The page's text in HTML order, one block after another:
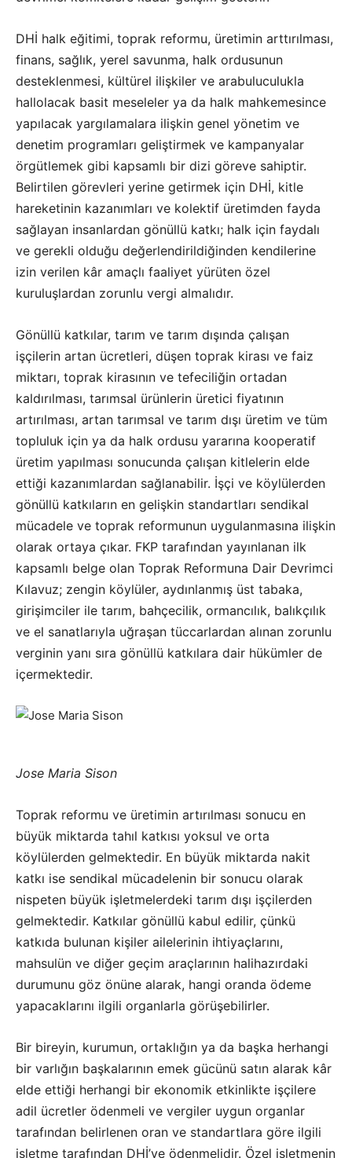
DHİ halk eğitimi, toprak reformu, üretimin arttırılması,
finans, sağlık, yerel savunma, halk ordusunun
desteklenmesi, kültürel ilişkiler ve arabuluculukla
hallolacak basit meseleler ya da halk mahkemesince
yapılacak yargılamalara ilişkin genel yönetim ve
denetim programları geliştirmek ve kampanyalar
örgütlemek gibi kapsamlı bir dizi göreve sahiptir.
Belirtilen görevleri yerine getirmek için DHİ, kitle
hareketinin kazanımları ve kolektif üretimden fayda
sağlayan insanlardan gönüllü katkı; halk için faydalı
ve gerekli olduğu değerlendirildiğinden kendilerine
izin verilen kâr amaçlı faaliyet yürüten özel
kuruluşlardan zorunlu vergi almalıdır.
Gönüllü katkılar, tarım ve tarım dışında çalışan
işçilerin artan ücretleri, düşen toprak kirası ve faiz
miktarı, toprak kirasının ve tefeciliğin ortadan
kaldırılması, tarımsal ürünlerin üretici fiyatının
artırılması, artan tarımsal ve tarım dışı üretim ve tüm
topluluk için ya da halk ordusu yararına kooperatif
üretim yapılması sonucunda çalışan kitlelerin elde
ettiği kazanımlardan sağlanabilir. İşçi ve köylülerden
gönüllü katkıların en gelişkin standartları sendikal
mücadele ve toprak reformunun uygulanmasına ilişkin
olarak ortaya çıkar. FKP tarafından yayınlanan ilk
kapsamlı belge olan Toprak Reformuna Dair Devrimci
Kılavuz; zengin köylüler, aydınlanmış üst tabaka,
girişimciler ile tarım, bahçecilik, ormancılık, balıkçılık
ve el sanatlarıyla uğraşan tüccarlardan alınan zorunlu
verginin yanı sıra gönüllü katkılara dair hükümler de
içermektedir.
Jose Maria Sison
Toprak reformu ve üretimin artırılması sonucu en
büyük miktarda tahıl katkısı yoksul ve orta
köylülerden gelmektedir. En büyük miktarda nakit
katkı ise sendikal mücadelenin bir sonucu olarak
nispeten büyük işletmelerdeki tarım dışı işçilerden
gelmektedir. Katkılar gönüllü kabul edilir, çünkü
katkıda bulunan kişiler ailelerinin ihtiyaçlarını,
mahsulün ve diğer geçim araçlarının halihazırdaki
durumunu göz önüne alarak, hangi oranda ödeme
yapacaklarını ilgili organlarla görüşebilirler.
Bir bireyin, kurumun, ortaklığın ya da başka herhangi
bir varlığın başkalarının emek gücünü satın alarak kâr
elde ettiği herhangi bir ekonomik etkinlikte işçilere
adil ücretler ödenmeli ve vergiler uygun organlar
tarafından belirlenen oran ve standartlara göre ilgili
işletme tarafından DHİ’ye ödenmelidir. Özel işletmenin